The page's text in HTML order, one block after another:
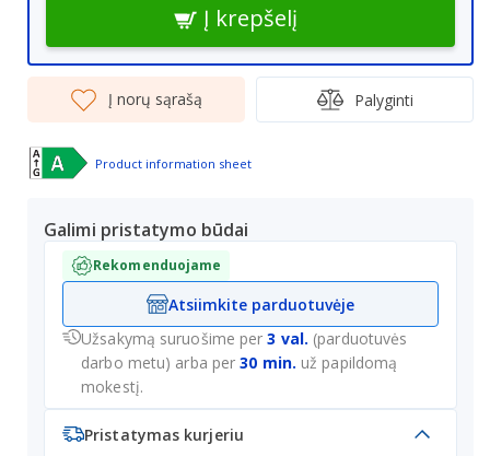
Į krepšelį
Į norų sąrašą Palyginti
Product information sheet
Galimi pristatymo būdai
Rekomenduojame
Atsiimkite parduotuvėje
Užsakymą suruošime per3 val. (parduotuvės
darbo metu) arba per30 min. už papildomą
mokestį.
Pristatymas kurjeriu